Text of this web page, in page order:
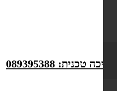
לתמיכה טכנית: 089395388